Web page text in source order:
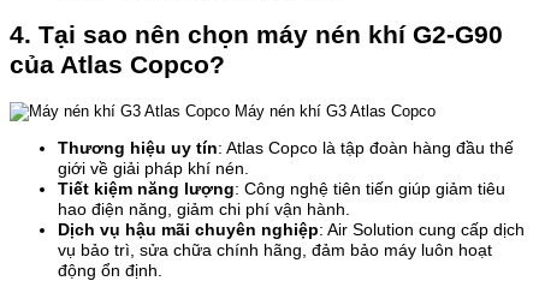
4. Tại sao nên chọn máy nén khí G2-G90
của Atlas Copco?
Máy nén khí G3 Atlas Copco
Thương hiệu uy tín: Atlas Copco là tập đoàn hàng đầu thế
giới về giải pháp khí nén.
Tiết kiệm năng lượng: Công nghệ tiên tiến giúp giảm tiêu
hao điện năng, giảm chi phí vận hành.
Dịch vụ hậu mãi chuyên nghiệp: Air Solution cung cấp dịch
vụ bảo trì, sửa chữa chính hãng, đảm bảo máy luôn hoạt
động ổn định.